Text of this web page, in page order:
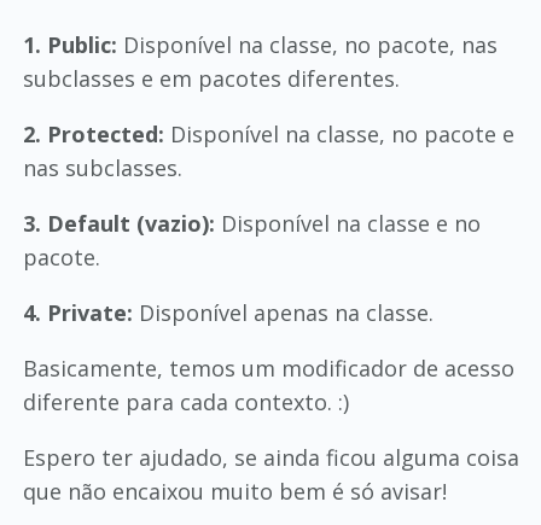
1. Public: Disponível na classe, no pacote, nas
subclasses e em pacotes diferentes.
2. Protected: Disponível na classe, no pacote e
nas subclasses.
3. Default (vazio): Disponível na classe e no
pacote.
4. Private: Disponível apenas na classe.
Basicamente, temos um modificador de acesso
diferente para cada contexto. :)
Espero ter ajudado, se ainda ficou alguma coisa
que não encaixou muito bem é só avisar!